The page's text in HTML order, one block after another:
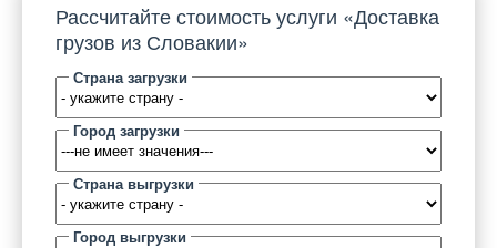
Контакты
Биржа
Язык:
Рассчитайте стоимость услуги «Доставка
грузов из Словакии»
Страна загрузки
Город загрузки
Страна выгрузки
Город выгрузки